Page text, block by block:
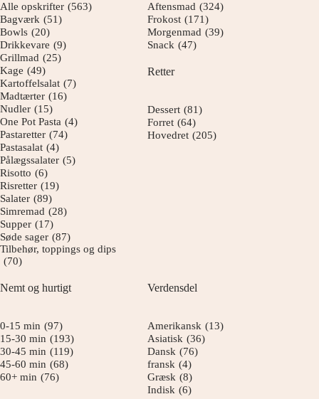
Alle opskrifter (563)
Bagværk (51)
Bowls (20)
Drikkevare (9)
Grillmad (25)
Kage (49)
Kartoffelsalat (7)
Madtærter (16)
Nudler (15)
One Pot Pasta (4)
Pastaretter (74)
Pastasalat (4)
Pålægssalater (5)
Risotto (6)
Risretter (19)
Salater (89)
Simremad (28)
Supper (17)
Søde sager (87)
Tilbehør, toppings og dips
(70)
Aftensmad (324)
Frokost (171)
Morgenmad (39)
Snack (47)
Retter
Dessert (81)
Forret (64)
Hovedret (205)
Nemt og hurtigt
0-15 min (97)
15-30 min (193)
30-45 min (119)
45-60 min (68)
60+ min (76)
Verdensdel
Amerikansk (13)
Asiatisk (36)
Dansk (76)
fransk (4)
Græsk (8)
Indisk (6)